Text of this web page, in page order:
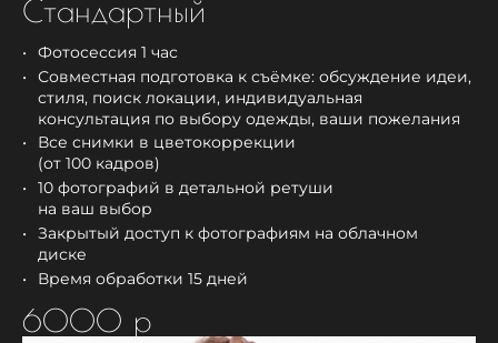
Стандартный
Фотосессия 1 час
Совместная подготовка к съёмке: обсуждение идеи,
стиля, поиск локации, индивидуальная
консультация по выбору одежды, ваши пожелания
Все снимки в цветокоррекции
(от 100 кадров)
10 фотографий в детальной ретуши
на ваш выбор
Закрытый доступ к фотографиям на облачном
диске
Время обработки 15 дней
6000 р